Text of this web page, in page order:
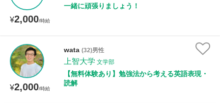
¥2,000/時給
一緒に頑張りましょう！
¥2,000/時給
wata (32)男性
上智大学 文学部
【無料体験あり】勉強法から考える英語表現・
読解